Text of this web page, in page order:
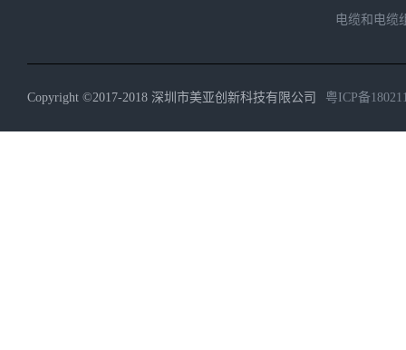
电缆和电缆
Copyright ©2017-2018 深圳市美亚创新科技有限公司 粤ICP备